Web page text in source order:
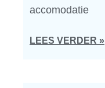
accomodatie
LEES VERDER »